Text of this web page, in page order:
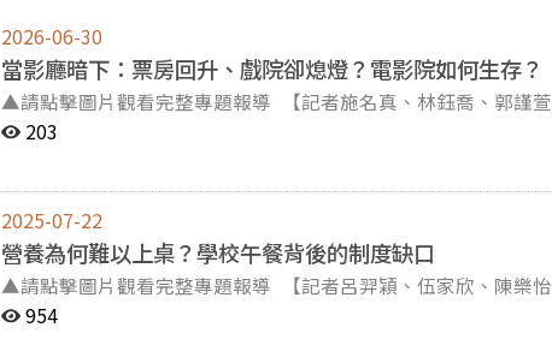
2026-06-30
當影廳暗下：票房回升、戲院卻熄燈？電影院如何生存？
▲請點擊圖片觀看完整專題報導 【記者施名真、林鈺喬、郭謹萱連線報導】2011年，《那些年，我們一起
追的女孩》上映短短十天票房突破新台幣兩億元，活絡了國內影
203
2025-07-22
營養為何難以上桌？學校午餐背後的制度缺口
▲請點擊圖片觀看完整專題報導 【記者呂羿穎、伍家欣、陳樂怡連線報導】午休鈴聲一響，營養午餐準時
端上孩子的餐桌，但背後牽動的是一條坎坷的政策鏈。 台灣至今仍缺乏統一的《學校午餐專法》，導致各
954